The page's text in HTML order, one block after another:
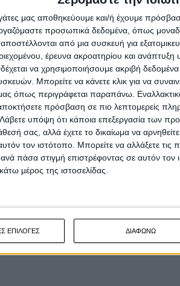
μας αποθηκεύουμε και/ή έχουμε
προσωπικά δεδομένα, όπως
από μια συσκευή για
έρευνα ακροατηρίου και ανάπτυξη
να χρησιμοποιήσουμε ακριβή
Μπορείτε να κάνετε κλικ για να
όπως περιγράφεται παραπάνω.
πρόσβαση σε πιο λεπτομερείς
Λάβετε υπόψη ότι κάποια επεξεργασία των
σας, αλλά έχετε το δικαίωμα να
τον ιστότοπο. Μπορείτε να αλλάξετε τις
πάσα στιγμή επιστρέφοντας σε αυτόν τον
μέρος της ιστοσελίδας.
ΕΠΙΛΟΓΕΣ ΔΙΑΦΩΝΩ
στις Η.Π.Α. για τα
Με αριθμό καμπάνιας
στις Η.Π.Α. ανακοινώνει